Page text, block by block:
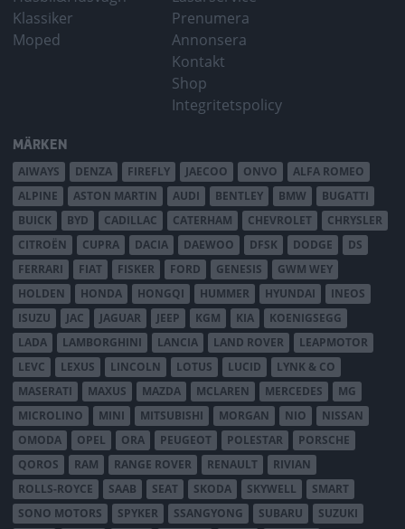
Klassiker
Moped
Prenumera
Annonsera
Kontakt
Shop
Integritetspolicy
MÄRKEN
AIWAYS DENZA FIREFLY JAECOO ONVO
ALFA ROMEO
ALPINE
ASTON MARTIN AUDI BENTLEY BMW
BUGATTI
BUICK
BYD CADILLAC CATERHAM CHEVROLET
CHRYSLER
CITROËN
CUPRA DACIA DAEWOO DFSK DODGE
DS
FERRARI
FIAT FISKER FORD GENESIS
GWM WEY
HOLDEN
HONDA HONGQI HUMMER HYUNDAI
INEOS
ISUZU
JAC JAGUAR JEEP KGM KIA
KOENIGSEGG
LADA
LAMBORGHINI LANCIA LAND ROVER
LEAPMOTOR
LEVC
LEXUS LINCOLN LOTUS LUCID
LYNK & CO
MASERATI
MAXUS MAZDA MCLAREN MERCEDES
MG
MICROLINO
MINI MITSUBISHI MORGAN NIO
NISSAN
OMODA
OPEL ORA PEUGEOT POLESTAR
PORSCHE
QOROS
RAM RANGE ROVER RENAULT
RIVIAN
ROLLS-ROYCE
SAAB SEAT SKODA SKYWELL
SMART
SONO MOTORS
SPYKER SSANGYONG SUBARU SUZUKI